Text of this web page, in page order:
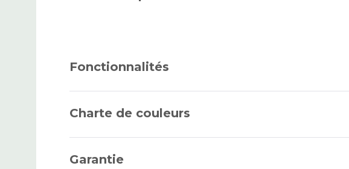
Fonctionnalités
Charte de couleurs
Garantie